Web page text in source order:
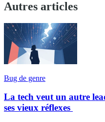
Autres articles
Bug de genre
La tech veut un autre
ses vieux réflexes